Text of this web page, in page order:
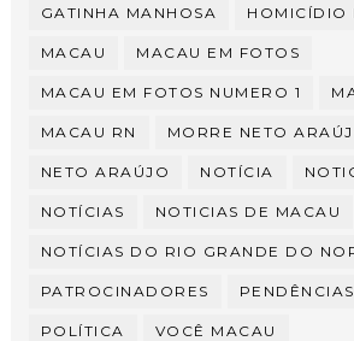
GATINHA MANHOSA HOMICÍDIO
MACAU MACAU EM FOTOS
MACAU EM FOTOS NUMERO 1
MACAU RN MORRE NETO
NETO ARAÚJO NOTÍCIA
NOTÍCIAS NOTICIAS DE MACAU
NOTÍCIAS DO RIO GRANDE DO
PATROCINADORES
POLÍTICA VOCÊ MACAU